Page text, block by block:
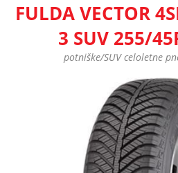
FULDA VECTOR
3 SUV 255/
potniške/SUV celoletne